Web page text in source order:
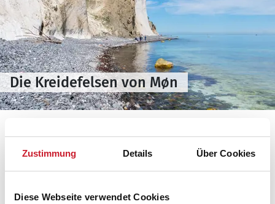
Zustimmung Details Über Cookies
Diese Webseite verwendet Cookies
Die Kreidefelsen von Møn
Entlang der Kreidefelsen von Møns Klint gibt es
abwechslungsreiche Gebiete durchqueren. Beide